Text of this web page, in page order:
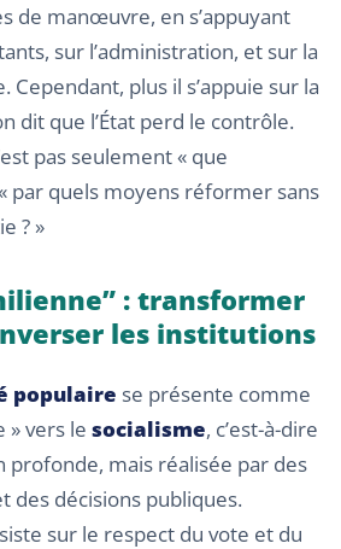
de manœuvre, en s’appuyant
sur l’administration, et sur la
Cependant, plus il s’appuie sur la
dit que l’État perd le contrôle.
pas seulement « que
par quels moyens réformer sans
? »
: transformer
les institutions
populaire se présente comme
» vers le socialisme, c’est-à-dire
mais réalisée par des
des décisions publiques.
sur le respect du vote et du